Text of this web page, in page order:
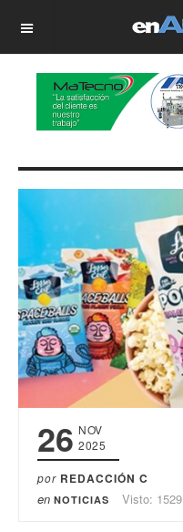
OFF CANVAS
26 NOV
2025
por REDACCIÓN C
en NOTICIAS Visto: 1529